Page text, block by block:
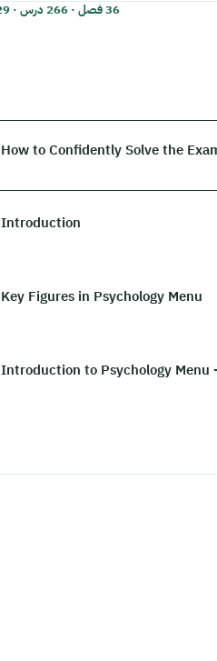
36 فصل · 266 درس · 29 ساعة
How to Confidently Solve the
Introduction
Key Figures in Psychology Menu
Introduction to Psychology Menu